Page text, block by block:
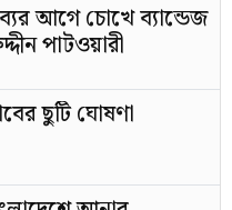
আগে চোখে ব্যান্ডেজ
পাটওয়ারী
ছুটি ঘোষণা